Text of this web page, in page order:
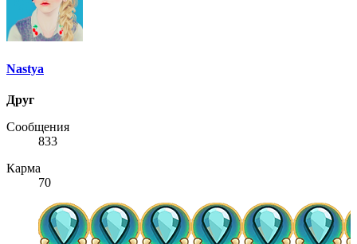
Nastya
Друг
Сообщения
833
Карма
70